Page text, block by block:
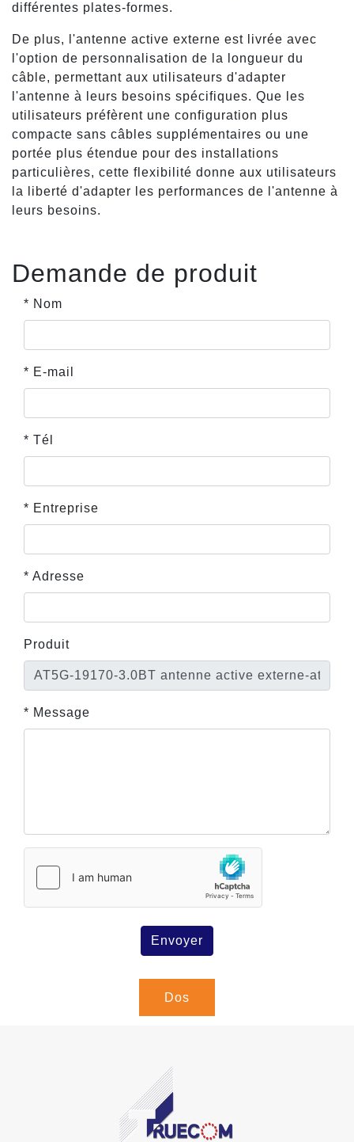
différentes plates-formes.
De plus, l'antenne active externe est livrée avec
l'option de personnalisation de la longueur du
câble, permettant aux utilisateurs d'adapter
l'antenne à leurs besoins spécifiques. Que les
utilisateurs préfèrent une configuration plus
compacte sans câbles supplémentaires ou une
portée plus étendue pour des installations
particulières, cette flexibilité donne aux utilisateurs
la liberté d'adapter les performances de l'antenne à
leurs besoins.
Demande de produit
* Nom
* E-mail
* Tél
* Entreprise
* Adresse
Produit
* Message
Envoyer
Dos